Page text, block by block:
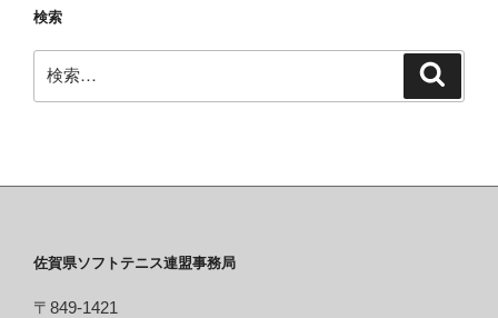
検索
索:
佐賀県ソフトテニス連盟事務局
〒849-1421